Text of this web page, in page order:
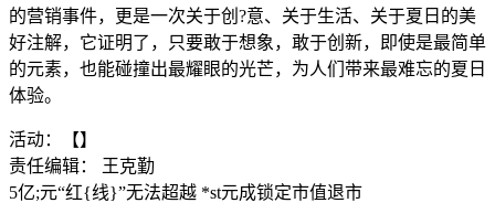
的营销事件，更是一次关于创?意、关于生活、关于夏日的美
好注解，它证明了，只要敢于想象，敢于创新，即使是最简单
的元素，也能碰撞出最耀眼的光芒，为人们带来最难忘的夏日
体验。
活动：【】
责任编辑： 王克勤
5亿;元“红{线}”无法超越 *st元成锁定市值退市